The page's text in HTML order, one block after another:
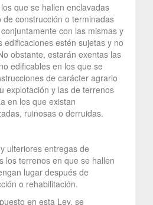
que se hallen enclavadas
construcción o terminadas
con las mismas y
edificaciones estén sujetas y no
obstante, estarán exentas las
edificables en los que se
de carácter agrario
explotación y las de terrenos
en los que existan
ruinosas o derruidas.
ulteriores entregas de
los terrenos en que se hallen
lugar después de
o rehabilitación.
en esta Ley, se